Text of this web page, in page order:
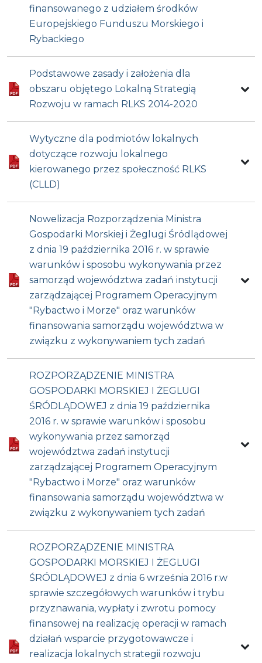
finansowanego z udziałem środków
Europejskiego Funduszu Morskiego i
Rybackiego
Podstawowe zasady i założenia dla
obszaru objętego Lokalną Strategią
Rozwoju w ramach RLKS 2014-2020
Wytyczne dla podmiotów lokalnych
dotyczące rozwoju lokalnego
kierowanego przez społeczność RLKS
(CLLD)
Nowelizacja Rozporządzenia Ministra
Gospodarki Morskiej i Żeglugi Śródlądowej
z dnia 19 października 2016 r. w sprawie
warunków i sposobu wykonywania przez
samorząd województwa zadań instytucji
zarządzającej Programem Operacyjnym
"Rybactwo i Morze" oraz warunków
finansowania samorządu województwa w
związku z wykonywaniem tych zadań
ROZPORZĄDZENIE MINISTRA
GOSPODARKI MORSKIEJ I ŻEGLUGI
ŚRÓDLĄDOWEJ z dnia 19 października
2016 r. w sprawie warunków i sposobu
wykonywania przez samorząd
województwa zadań instytucji
zarządzającej Programem Operacyjnym
"Rybactwo i Morze" oraz warunków
finansowania samorządu województwa w
związku z wykonywaniem tych zadań
ROZPORZĄDZENIE MINISTRA
GOSPODARKI MORSKIEJ I ŻEGLUGI
ŚRÓDLĄDOWEJ z dnia 6 września 2016 r.w
sprawie szczegółowych warunków i trybu
przyznawania, wypłaty i zwrotu pomocy
finansowej na realizację operacji w ramach
działań wsparcie przygotowawcze i
realizacja lokalnych strategii rozwoju